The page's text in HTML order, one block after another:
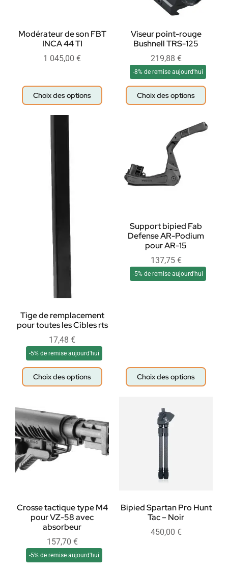
Modérateur de son FBT
INCA 44 TI
1 045,00 €
Choix des options
Viseur point-rouge
Bushnell TRS-125
219,88 €
-8% de remise aujourd'hui
Choix des options
Tige de remplacement
pour toutes les Cibles rts
17,48 €
-5% de remise aujourd'hui
Choix des options
Support bipied Fab
Defense AR-Podium
pour AR-15
137,75 €
-5% de remise aujourd'hui
Choix des options
Crosse tactique type M4
pour VZ-58 avec
absorbeur
157,70 €
-5% de remise aujourd'hui
Bipied Spartan Pro Hunt
Tac – Noir
450,00 €